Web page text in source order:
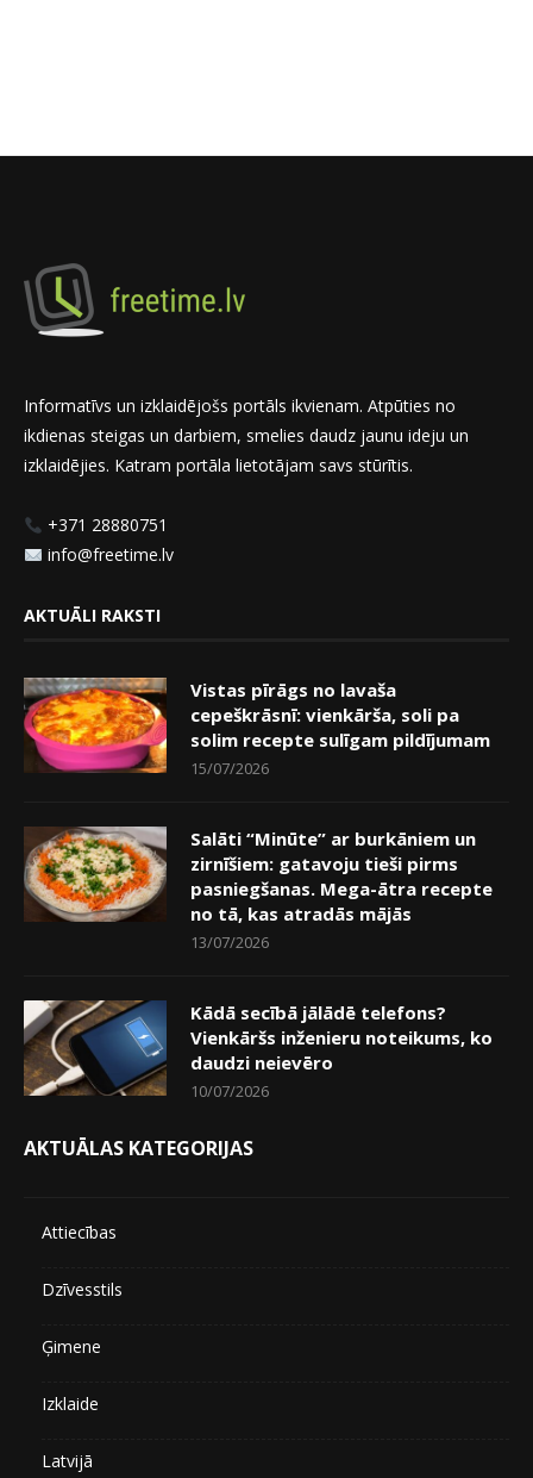
Informatīvs un izklaidējošs portāls ikvienam. Atpūties no
ikdienas steigas un darbiem, smelies daudz jaunu ideju un
izklaidējies. Katram portāla lietotājam savs stūrītis.
+371 28880751
info@freetime.lv
AKTUĀLI RAKSTI
Vistas pīrāgs no lavaša
cepeškrāsnī: vienkārša, soli pa
solim recepte sulīgam pildījumam
15/07/2026
Salāti “Minūte” ar burkāniem un
zirnīšiem: gatavoju tieši pirms
pasniegšanas. Mega-ātra recepte
no tā, kas atradās mājās
13/07/2026
Kādā secībā jālādē telefons?
Vienkāršs inženieru noteikums, ko
daudzi neievēro
10/07/2026
AKTUĀLAS KATEGORIJAS
Attiecības
Dzīvesstils
Ģimene
Izklaide
Latvijā